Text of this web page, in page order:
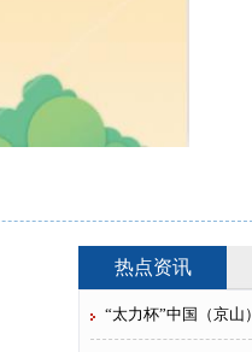
热点资讯
“太力杯”中国（京山